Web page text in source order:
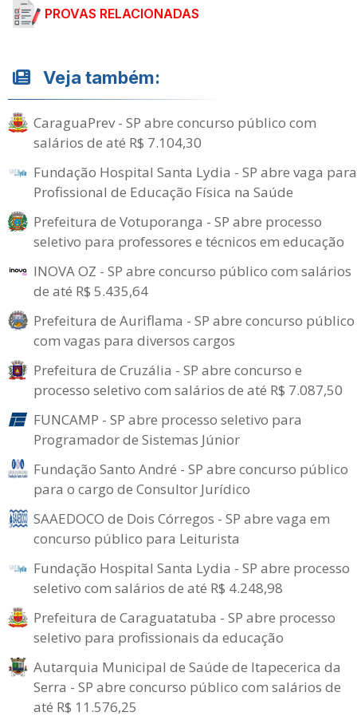
PROVAS RELACIONADAS
Veja também:
CaraguaPrev - SP abre concurso público com
salários de até R$ 7.104,30
Fundação Hospital Santa Lydia - SP abre vaga para
Profissional de Educação Física na Saúde
Prefeitura de Votuporanga - SP abre processo
seletivo para professores e técnicos em educação
INOVA OZ - SP abre concurso público com salários
de até R$ 5.435,64
Prefeitura de Auriflama - SP abre concurso público
com vagas para diversos cargos
Prefeitura de Cruzália - SP abre concurso e
processo seletivo com salários de até R$ 7.087,50
FUNCAMP - SP abre processo seletivo para
Programador de Sistemas Júnior
Fundação Santo André - SP abre concurso público
para o cargo de Consultor Jurídico
SAAEDOCO de Dois Córregos - SP abre vaga em
concurso público para Leiturista
Fundação Hospital Santa Lydia - SP abre processo
seletivo com salários de até R$ 4.248,98
Prefeitura de Caraguatatuba - SP abre processo
seletivo para profissionais da educação
Autarquia Municipal de Saúde de Itapecerica da
Serra - SP abre concurso público com salários de
até R$ 11.576,25